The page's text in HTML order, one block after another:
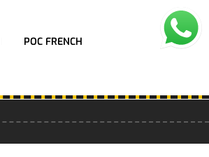
POC FRENCH